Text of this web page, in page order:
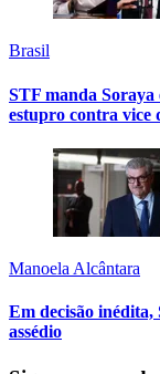
Brasil
STF manda Soraya
estupro contra vice
Manoela Alcântara
Em decisão
assédio